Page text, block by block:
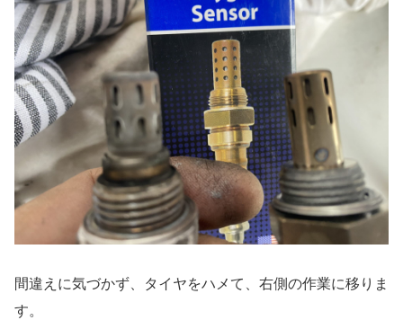
間違えに気づかず、タイヤをハメて、右側の作業に移りま
す。